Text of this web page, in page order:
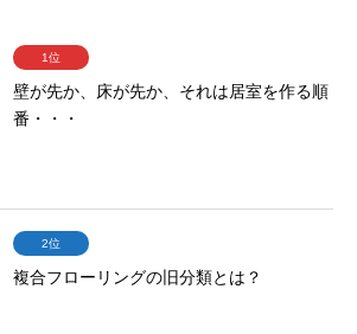
1位
壁が先か、床が先か、それは居室を作る順
番・・・
2位
複合フローリングの旧分類とは？